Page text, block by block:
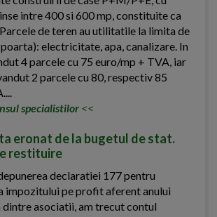
intre 400 si 600 mp, constituite ca
de teren au utilitatile la limita de
electricitate, apa, canalizare. In
4 parcele cu 75 euro/mp + TVA, iar
2 parcele cu 80, respectiv 85
specialistilor <<
eronat de la bugetul de stat.
restituire
declaratiei 177 pentru
impozitului pe profit aferent anului
dintre asociatii, am trecut contul